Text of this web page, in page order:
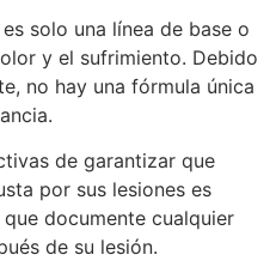
solo una línea de base o
y el sufrimiento. Debido
no hay una fórmula única
de garantizar que
por sus lesiones es
documente cualquier
de su lesión.